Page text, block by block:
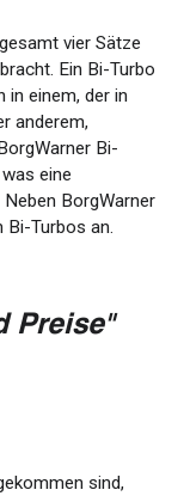
vier Sätze
Ein Bi-Turbo
in einem, der in
anderem,
Bi-
eine
BorgWarner
Bi-Turbos an.
Preise"
sind,